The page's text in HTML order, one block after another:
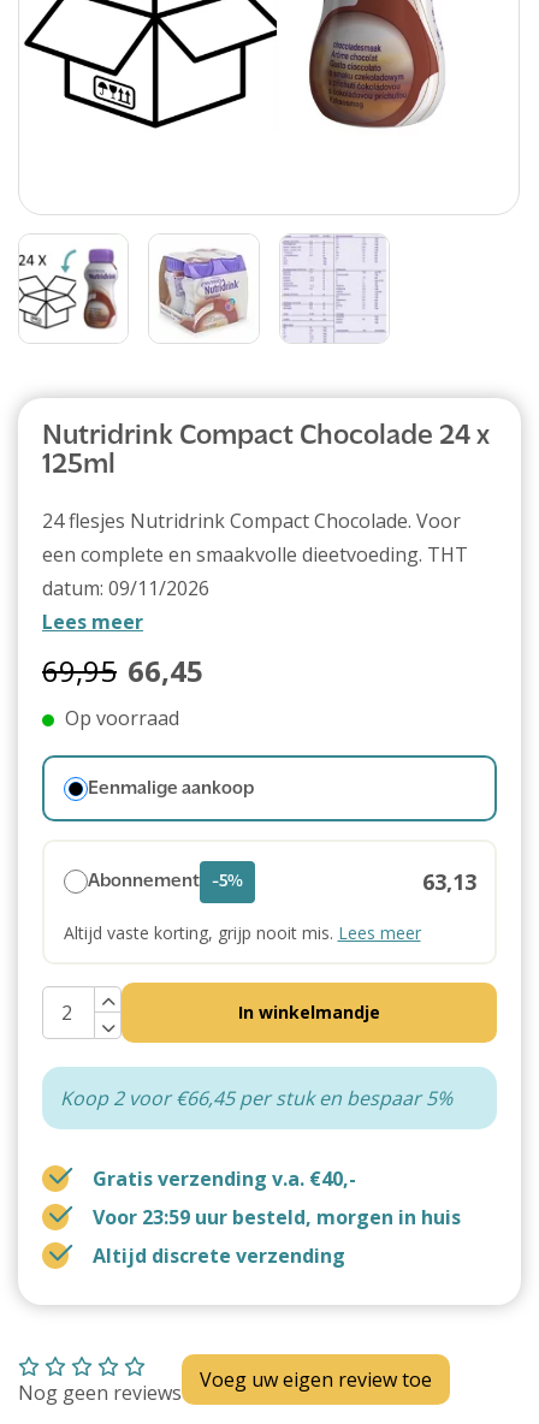
Abonnement
Nutridrink Compact Chocolade 24 x
125ml
24 flesjes Nutridrink Compact Chocolade. Voor
een complete en smaakvolle dieetvoeding. THT
datum: 09/11/2026
Lees meer
69,95 66,45
Op voorraad
Eenmalige aankoop
Abonnement -5% 63,13
Altijd vaste korting, grijp nooit mis. Lees meer
In winkelmandje
Koop 2 voor €66,45 per stuk en bespaar 5%
Gratis verzending v.a. €40,-
Voor 23:59 uur besteld, morgen in huis
Altijd discrete verzending
Nog geen reviews Voeg uw eigen review toe